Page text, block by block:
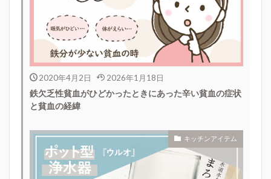
2020年4月2日 2026年1月18日
鉄欠乏性貧血がひどかったときにあった辛い貧血の症状
と貧血の経緯
キッチンアイテム